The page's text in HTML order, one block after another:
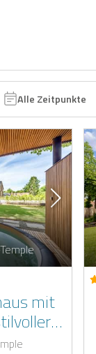
Alle Zeitpunkte
mit
von